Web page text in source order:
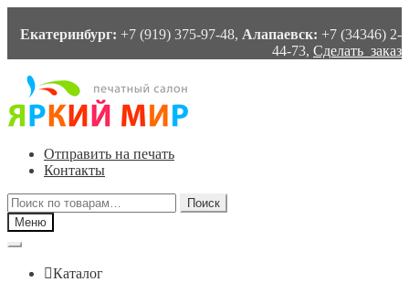
Екатеринбург: +7 (919) 375-97-48, Алапаевск: +7 (34346) 2-
44-73, Сделать заказ
Перейти
навигации
Перейти
содержимому
Отправить на печать
Контакты
Искать:
Поиск
Меню
Каталог